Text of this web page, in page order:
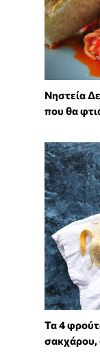
Νηστεία
που θα
Τα 4
σακχάρου,